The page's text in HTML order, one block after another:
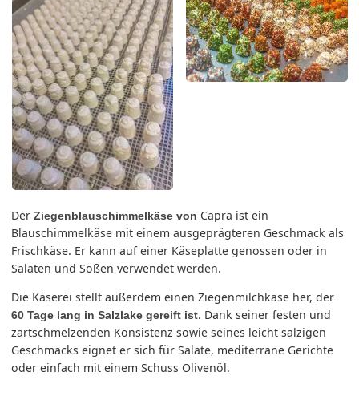
DerZiegenblauschimmelkäse von Capra ist ein
Blauschimmelkäse mit einem ausgeprägteren Geschmack als
Frischkäse. Er kann auf einer Käseplatte genossen oder in
Salaten und Soßen verwendet werden.
Die Käserei stellt außerdem einen Ziegenmilchkäse her, der
60 Tage lang in Salzlake gereift ist. Dank seiner festen und
zartschmelzenden Konsistenz sowie seines leicht salzigen
Geschmacks eignet er sich für Salate, mediterrane Gerichte
oder einfach mit einem Schuss Olivenöl.